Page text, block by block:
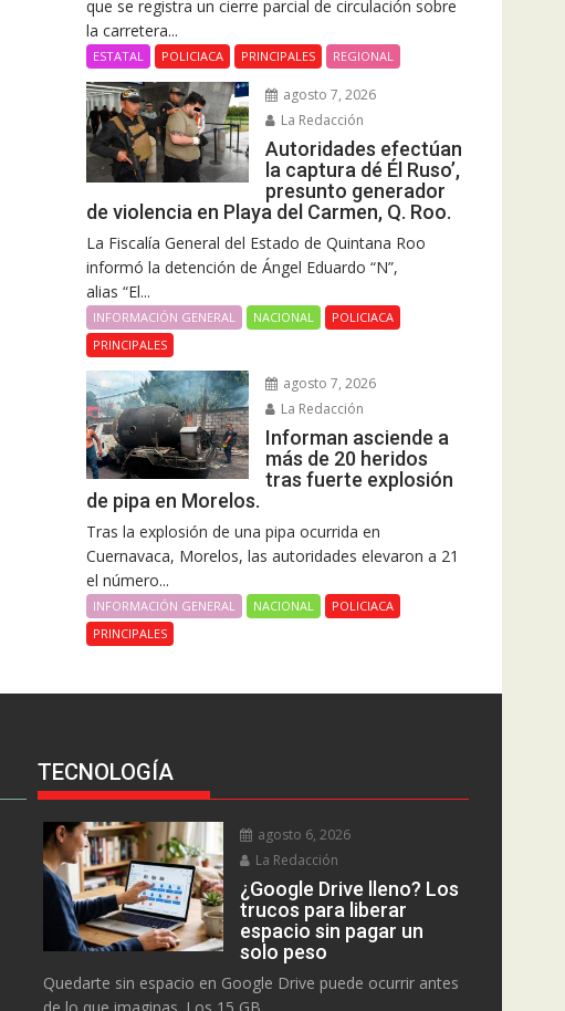
que se registra un cierre parcial de circulación sobre
la carretera...
ESTATAL POLICIACA PRINCIPALES REGIONAL
agosto 7, 2026
La Redacción
Autoridades efectúan
la captura dé Él Ruso’,
presunto generador
de violencia en Playa del Carmen, Q. Roo.
La Fiscalía General del Estado de Quintana Roo
informó la detención de Ángel Eduardo “N”,
alias “El...
INFORMACIÓN GENERAL NACIONAL
POLICIACA
PRINCIPALES
agosto 7, 2026
La Redacción
Informan asciende a
más de 20 heridos
tras fuerte explosión
de pipa en Morelos.
Tras la explosión de una pipa ocurrida en
Cuernavaca, Morelos, las autoridades elevaron a 21
el número...
INFORMACIÓN GENERAL NACIONAL
POLICIACA
PRINCIPALES
TECNOLOGÍA
agosto 6, 2026
La Redacción
¿Google Drive lleno? Los
trucos para liberar
espacio sin pagar un
solo peso
Quedarte sin espacio en Google Drive puede ocurrir antes